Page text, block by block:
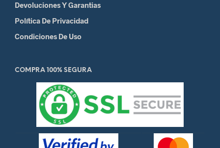
Devoluciones Y Garantias
Política De Privacidad
Condiciones De Uso
COMPRA 100% SEGURA